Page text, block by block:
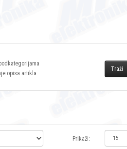
opisa artikla
Prikaži: